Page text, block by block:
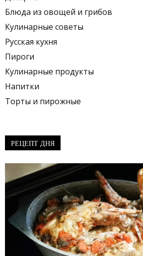
Блюда из овощей и грибов
Кулинарные советы
Русская кухня
Пироги
Кулинарные продукты
Напитки
Торты и пирожные
РЕЦЕПТ ДНЯ